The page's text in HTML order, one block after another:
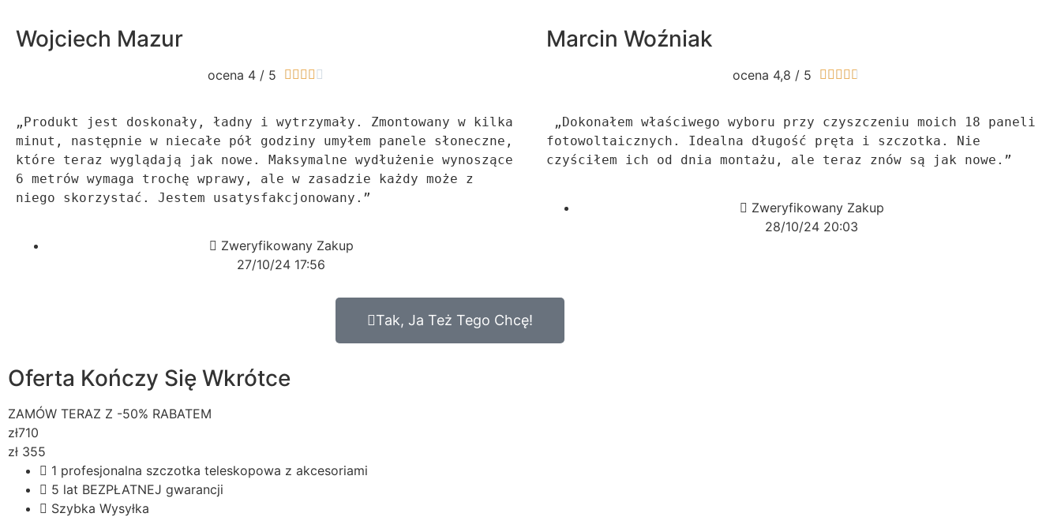
Wojciech Mazur
ocena 4 / 5     
„Produkt jest doskonały, ładny i wytrzymały. Zmontowany w kilka
minut, następnie w niecałe pół godziny umyłem panele słoneczne,
które teraz wyglądają jak nowe. Maksymalne wydłużenie wynoszące
6 metrów wymaga trochę wprawy, ale w zasadzie każdy może z
niego skorzystać. Jestem usatysfakcjonowany.”
Zweryfikowany Zakup
27/10/24 17:56
Marcin Woźniak
ocena 4,8 / 5     
fotowoltaicznych. Idealna długość pręta i szczotka. Nie
czyściłem ich od dnia montażu, ale teraz znów są jak nowe.”
Zweryfikowany Zakup
28/10/24 20:03
Tak, Ja Też Tego Chcę!
Oferta Kończy Się Wkrótce
ZAMÓW TERAZ Z -50% RABATEM
zł710
zł 355
1 profesjonalna szczotka teleskopowa z akcesoriami
5 lat BEZPŁATNEJ gwarancji
Szybka Wysyłka